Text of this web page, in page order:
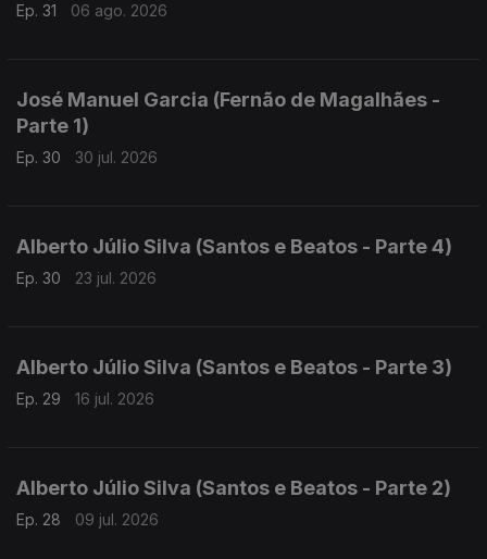
Ep. 31 06 ago. 2026
José Manuel Garcia (Fernão de Magalhães -
Parte 1)
Ep. 30 30 jul. 2026
Alberto Júlio Silva (Santos e Beatos - Parte 4)
Ep. 30 23 jul. 2026
Alberto Júlio Silva (Santos e Beatos - Parte 3)
Ep. 29 16 jul. 2026
Alberto Júlio Silva (Santos e Beatos - Parte 2)
Ep. 28 09 jul. 2026